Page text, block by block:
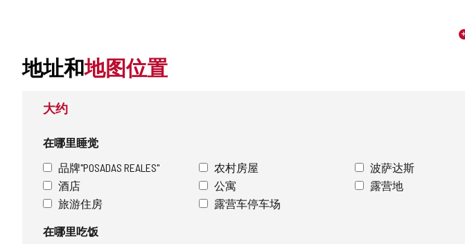
地址和地图位置
大约
在哪里睡觉
品牌"POSADAS REALES"
农村房屋 波萨达斯
酒店
公寓 露营地
旅游住房
露营车停车场
在哪里吃饭